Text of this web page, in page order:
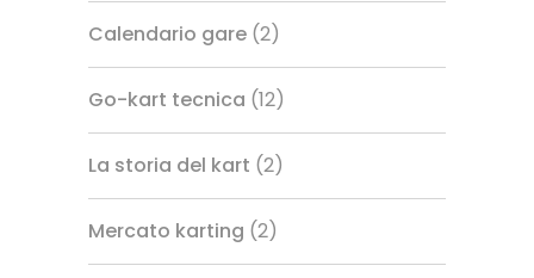
Calendario gare (2)
Go-kart tecnica (12)
La storia del kart (2)
Mercato karting (2)